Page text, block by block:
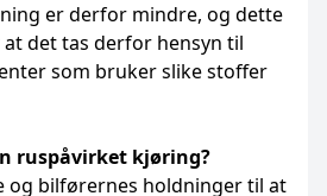
er derfor mindre, og dette
det tas derfor hensyn til
som bruker slike stoffer
ruspåvirket kjøring?
og bilførernes holdninger til at